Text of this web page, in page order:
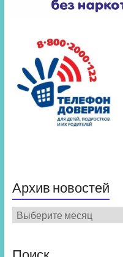
Архив новостей
Архив
новостей